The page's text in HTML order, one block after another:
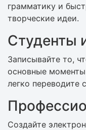
грамматику и
творческие идеи.
Студенты
Записывайте то,
основные моменты
легко переводите
Создайте